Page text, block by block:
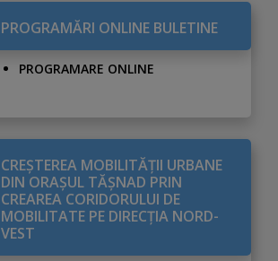
PROGRAMĂRI ONLINE BULETINE
PROGRAMARE ONLINE
CREŞTEREA MOBILITĂŢII URBANE
DIN ORAŞUL TĂŞNAD PRIN
CREAREA CORIDORULUI DE
MOBILITATE PE DIRECŢIA NORD-
VEST